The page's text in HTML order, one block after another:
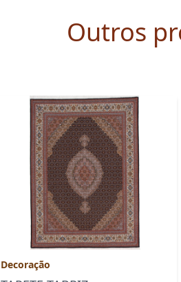
Outros
Decoração